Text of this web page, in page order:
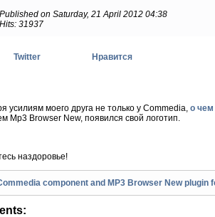
Published on Saturday, 21 April 2012 04:38
Hits: 31937
Twitter Нравится
усилиям моего друга не только у Commedia, о чем
Mp3 Browser New, появился свой логотип.
наздоровье!
component and MP3 Browser New plugin